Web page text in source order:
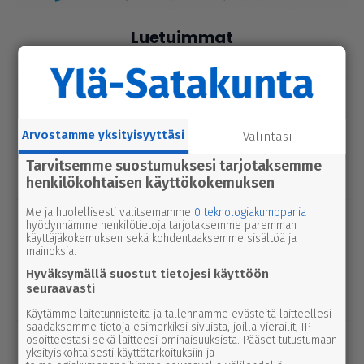
Luetuimmat
Tänään Kuukausi
uutinen5.8.2026 3.00
hin ensim­mäis­ten joukossa – naa­pu­ri­
kun­nassa kesäloma jatkuu lähes
viikon pidempään
uutinen5.8.2026 12.00
Pääl­lys­tys­työt hidas­ta­vat lii­ken­nettä
3-tiellä Ikaa­lis­ten suunnalla – syys­
kuussa uutta pintaa Kui­vas­jär­ven
Tänään4.8.2026 3.00
Arto Papusen valokuvat vuoden 2026
Arvostamme yksityisyyttäsi Valintasi
Tarvitsemme suostumuksesi tarjotaksemme
henkilökohtaisen käyttökokemuksen
Me ja huolellisesti valitsemamme 0 teknologiakumppania
hyödynnämme henkilötietoja tarjotaksemme paremman
käyttäjäkokemuksen sekä kohdentaaksemme sisältöä ja
mainoksia.
Hyväksymällä suostut tietojesi käyttöön
seuraavasti
Käytämme laitetunnisteita ja tallennamme evästeitä laitteellesi
saadaksemme tietoja esimerkiksi sivuista, joilla vierailit, IP-
osoitteestasi sekä laitteesi ominaisuuksista. Pääset tutustumaan
yksityiskohtaisesti käyttötarkoituksiin ja